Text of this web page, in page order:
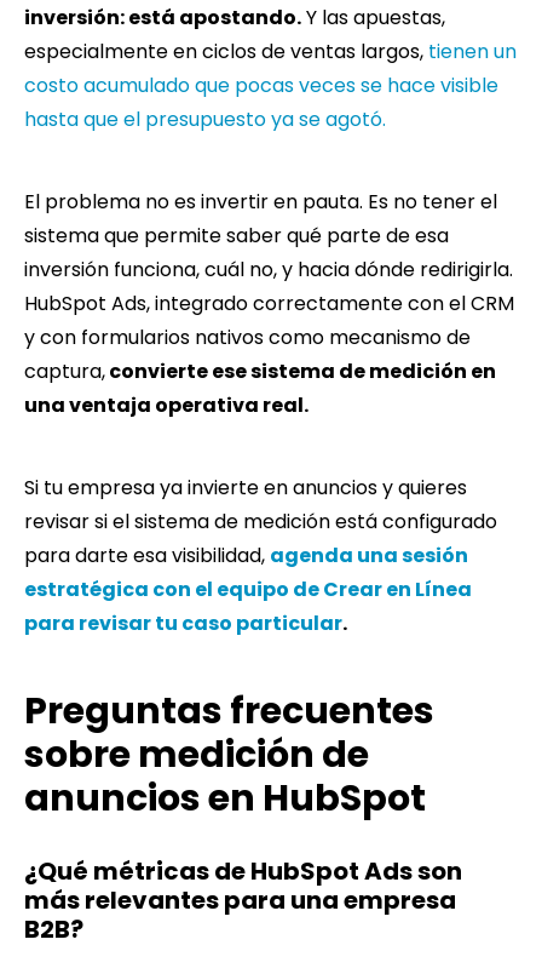
inversión: está apostando.Y las apuestas,
especialmente en ciclos de ventas largos, tienen un
costo acumulado que pocas veces se hace visible
hasta que el presupuesto ya se agotó.
El problema no es invertir en pauta. Es no tener el
sistema que permite saber qué parte de esa
inversión funciona, cuál no, y hacia dónde redirigirla.
HubSpot Ads, integrado correctamente con el CRM
y con formularios nativos como mecanismo de
captura,convierte ese sistema de medición en
una ventaja operativa real.
Si tu empresa ya invierte en anuncios y quieres
revisar si el sistema de medición está configurado
para darte esa visibilidad, agenda una sesión
estratégica con el equipo de Crear en Línea
para revisar tu caso particular.
Preguntas frecuentes
sobre medición de
anuncios en HubSpot
¿Qué métricas de HubSpot Ads son
más relevantes para una empresa
B2B?